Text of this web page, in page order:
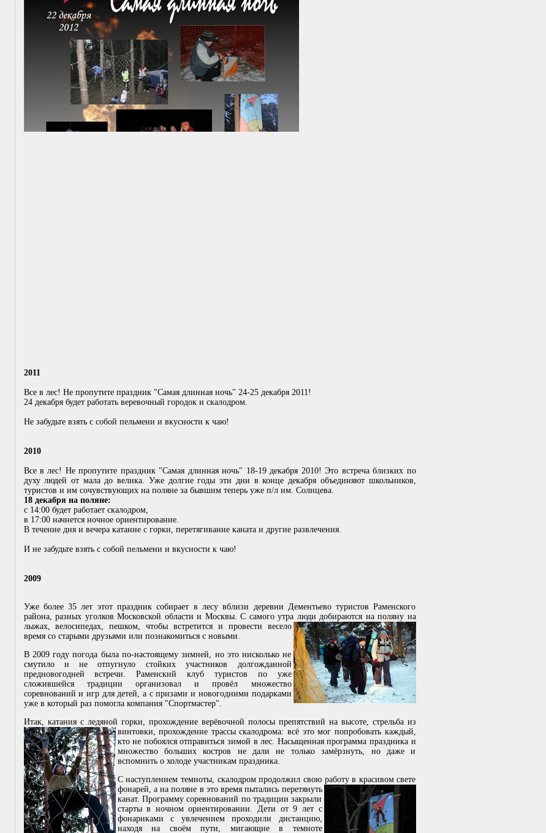
2011
Все в лес! Не пропутите праздник "Самая длинная ночь" 24-25 декабря 2011!
24 декабря будет работать веревочный городок и скалодром.
Не забудьте взять с собой пельмени и вкусности к чаю!
2010
Все в лес! Не пропутите праздник "Самая длинная ночь" 18-19 декабря 2010! Это встреча близких по
духу людей от мала до велика. Уже долгие годы эти дни в конце декабря объединяют школьников,
туристов и им сочувствующих на поляне за бывшим теперь уже п/л им. Солнцева.
18 декабря на поляне:
с 14:00 будет работает скалодром,
в 17:00 начнется ночное ориентирование.
В течение дня и вечера катание с горки, перетягивание каната и другие развлечения.
И не забудьте взять с собой пельмени и вкусности к чаю!
2009
Уже более 35 лет этот праздник собирает в лесу вблизи деревни Дементьево туристов Раменского
района, разных уголков Московской области и Москвы. С самого утра люди добираются на поляну на
лыжах, велосипедах, пешком,чтобы встретится и провести весело
время со старыми друзьями или познакомиться с новыми.
В 2009 году погода была по-настоящему зимней, но это нисколько не
смутило и не отпугнуло стойких участников долгожданной
предновогодней встречи. Раменский клуб туристов по уже
сложившейся традиции организовал и провёл множество
соревнований и игр для детей, а с призами и новогодними подарками
уже в который раз помогла компания "Спортмастер".
Итак, катания с ледяной горки, прохождение верёвочной полосы препятствий на высоте, стрельба из
винтовки, прохождение трассы скалодрома: всё это мог попробовать каждый,
кто не побоялся отправиться зимой в лес. Насыщенная программа праздника и
множество больших костров не дали не только замёрзнуть, но даже и
вспомнить о холоде участникам праздника.
С наступлением темноты, скалодром продолжил свою работу в красивом свете
фонарей, а на поляне в это время пытались перетянуть
канат. Программу соревнований по традиции закрыли
старты в ночном ориентировании. Дети от 9 лет с
фонариками с увлечением проходили дистанцию,
находя на своём пути, мигающие в темноте